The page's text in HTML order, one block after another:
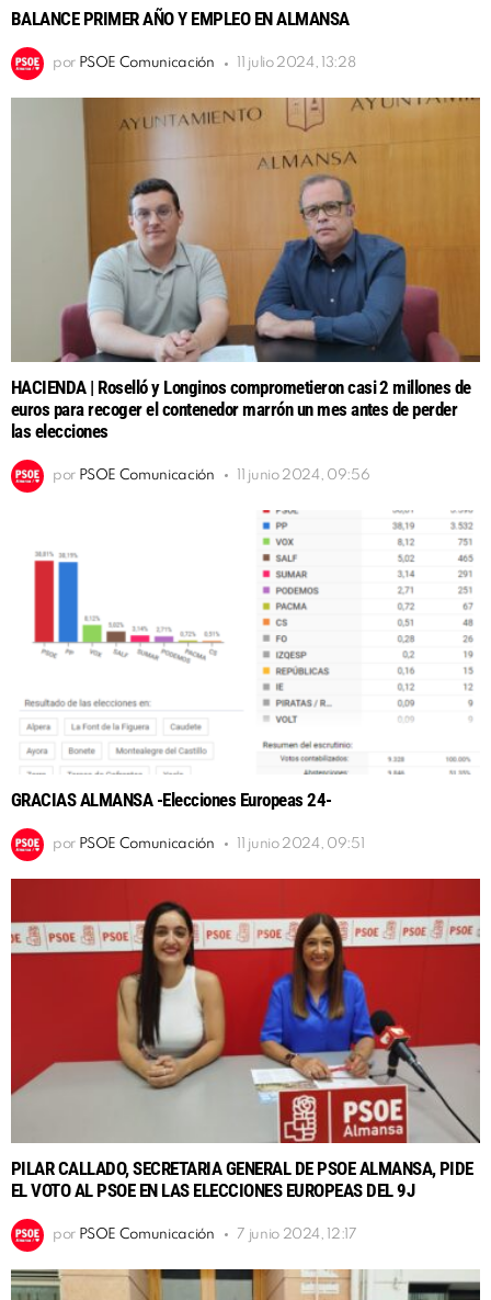
BALANCE PRIMER AÑO Y EMPLEO EN ALMANSA
por PSOE Comunicación 11 julio 2024, 13:28
HACIENDA | Roselló y Longinos comprometieron casi 2 millones de
euros para recoger el contenedor marrón un mes antes de perder
las elecciones
por PSOE Comunicación 11 junio 2024, 09:56
GRACIAS ALMANSA -Elecciones Europeas 24-
por PSOE Comunicación 11 junio 2024, 09:51
PILAR CALLADO, SECRETARIA GENERAL DE PSOE ALMANSA, PIDE
EL VOTO AL PSOE EN LAS ELECCIONES EUROPEAS DEL 9J
por PSOE Comunicación 7 junio 2024, 12:17